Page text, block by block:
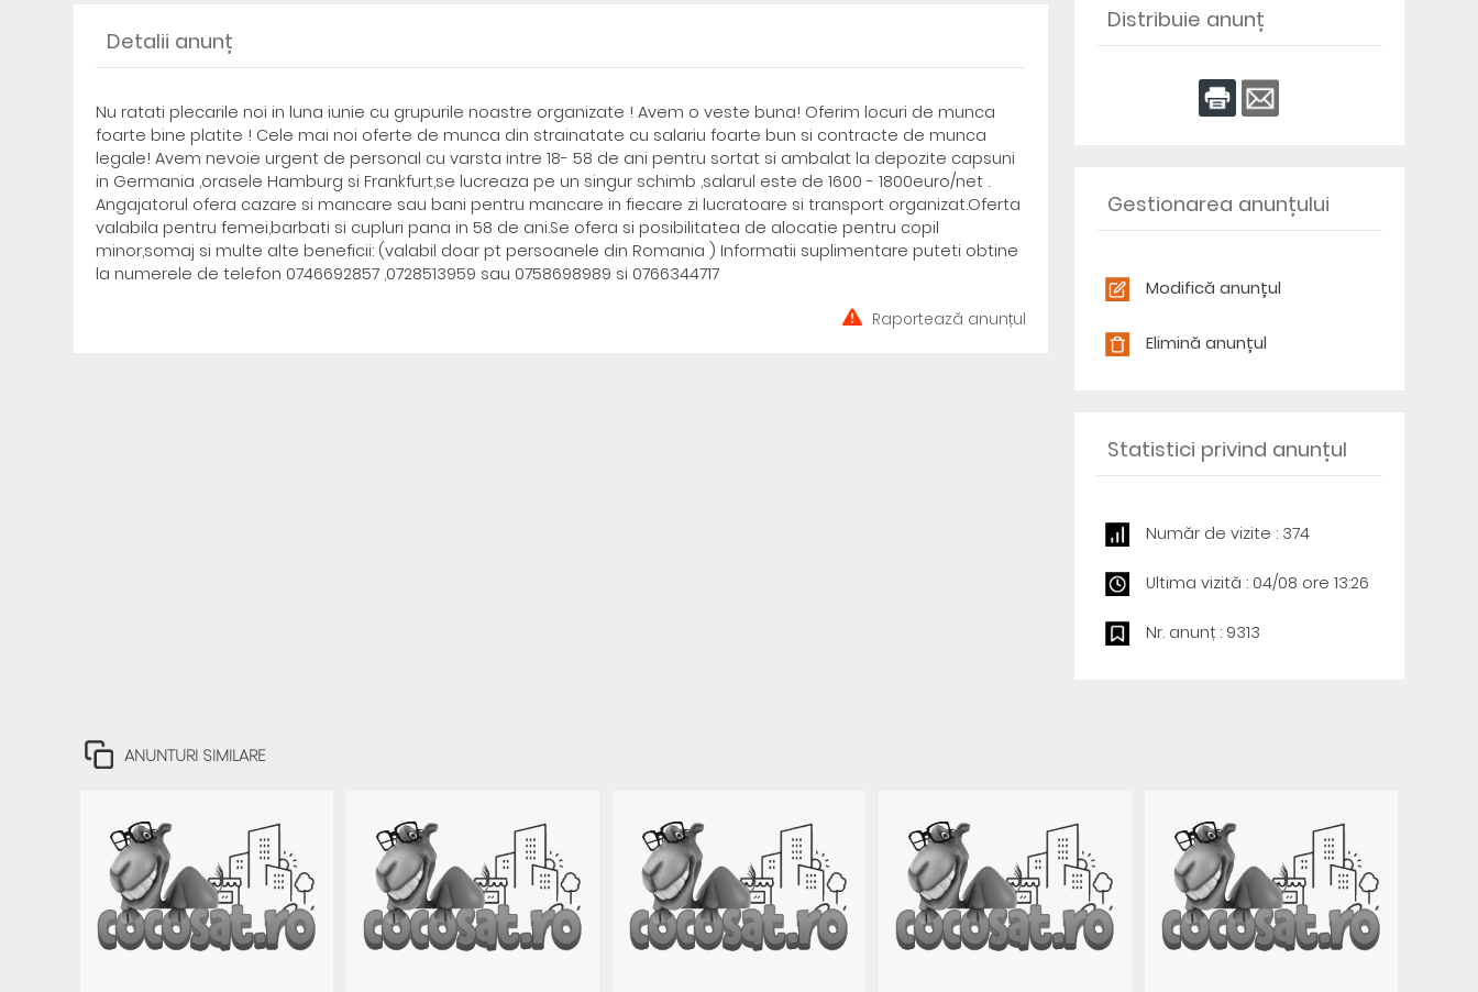
Detalii anunț
Nu ratati plecarile noi in luna iunie cu grupurile noastre organizate ! Avem o veste buna! Oferim locuri de munca
foarte bine platite ! Cele mai noi oferte de munca din strainatate cu salariu foarte bun si contracte de munca
legale! Avem nevoie urgent de personal cu varsta intre 18- 58 de ani pentru sortat si ambalat la depozite capsuni
in Germania ,orasele Hamburg si Frankfurt,se lucreaza pe un singur schimb ,salarul este de 1600 - 1800euro/net .
Angajatorul ofera cazare si mancare sau bani pentru mancare in fiecare zi lucratoare si transport organizat.Oferta
valabila pentru femei,barbati si cupluri pana in 58 de ani.Se ofera si posibilitatea de alocatie pentru copil
minor,somaj si multe alte beneficii: (valabil doar pt persoanele din Romania ) Informatii suplimentare puteti obtine
la numerele de telefon 0746692857 ,0728513959 sau 0758698989 si 0766344717
Raportează anunțul
Distribuie anunț
Gestionarea anunțului
Modifică anunțul
Elimină anunțul
Statistici privind anunțul
Număr de vizite : 374
Ultima vizită : 04/08 ore 13:26
Nr. anunț : 9313
ANUNTURI SIMILARE